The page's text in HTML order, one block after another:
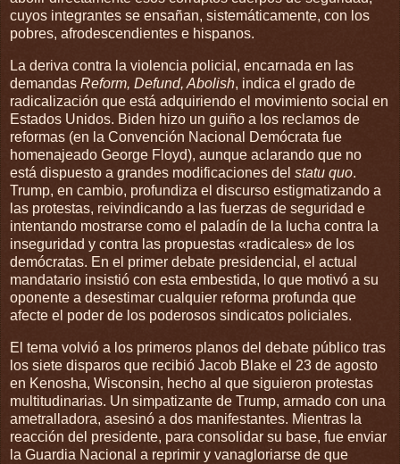
cuyos integrantes se ensañan, sistemáticamente, con los
pobres, afrodescendientes e hispanos.
La deriva contra la violencia policial, encarnada en las
demandas Reform, Defund, Abolish, indica el grado de
radicalización que está adquiriendo el movimiento social en
Estados Unidos. Biden hizo un guiño a los reclamos de
reformas (en la Convención Nacional Demócrata fue
homenajeado George Floyd), aunque aclarando que no
está dispuesto a grandes modificaciones del statu quo.
Trump, en cambio, profundiza el discurso estigmatizando a
las protestas, reivindicando a las fuerzas de seguridad e
intentando mostrarse como el paladín de la lucha contra la
inseguridad y contra las propuestas «radicales» de los
demócratas. En el primer debate presidencial, el actual
mandatario insistió con esta embestida, lo que motivó a su
oponente a desestimar cualquier reforma profunda que
afecte el poder de los poderosos sindicatos policiales.
El tema volvió a los primeros planos del debate público tras
los siete disparos que recibió Jacob Blake el 23 de agosto
en Kenosha, Wisconsin, hecho al que siguieron protestas
multitudinarias. Un simpatizante de Trump, armado con una
ametralladora, asesinó a dos manifestantes. Mientras la
reacción del presidente, para consolidar su base, fue enviar
la Guardia Nacional a reprimir y vanagloriarse de que